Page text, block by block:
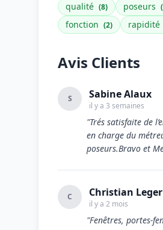
qualité (8) poseurs
fonction (2) rapidité
Avis Clients
S Sabine Alaux
il y a 3 semaines
"Trés satisfaite de
en charge du
poseurs.Bravo et
C Christian Leger
il y a 2 mois
"Fenêtres, portes-